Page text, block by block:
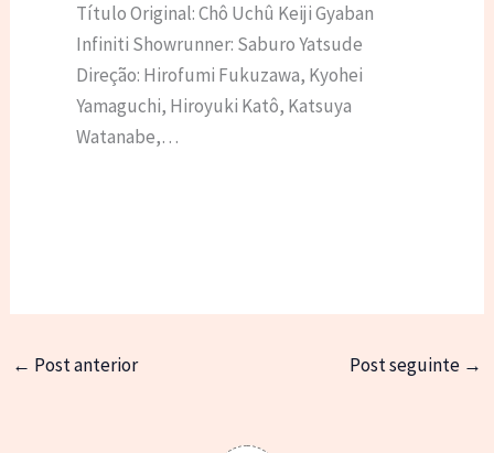
Título Original: Chô Uchû Keiji Gyaban
Infiniti Showrunner: Saburo Yatsude
Direção: Hirofumi Fukuzawa, Kyohei
Yamaguchi, Hiroyuki Katô, Katsuya
Watanabe,…
← Post anterior Post seguinte →